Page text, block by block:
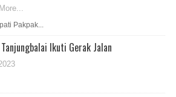
Pakpak...
Ikuti Gerak Jalan